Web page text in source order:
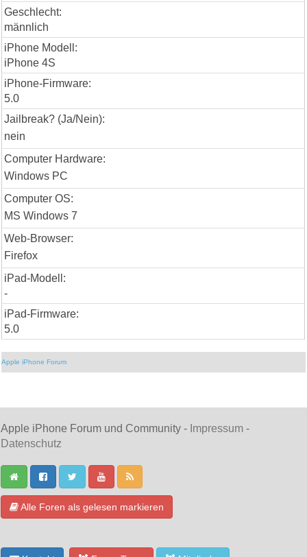
Geschlecht:
männlich
iPhone Modell:
iPhone 4S
iPhone-Firmware:
5.0
Jailbreak? (Ja/Nein):
nein
Computer Hardware:
Windows PC
Computer OS:
MS Windows 7
Web-Browser:
Firefox
iPad-Modell:
-
iPad-Firmware:
5.0
Apple iPhone Forum
Apple iPhone Forum und Community - Impressum -
Datenschutz
Alle Foren als gelesen markieren